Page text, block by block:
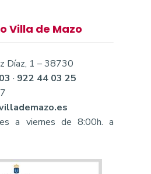
Villa de Mazo
Díaz, 1 – 38730
· 922 44 03 25
a viernes de 8:00h. a